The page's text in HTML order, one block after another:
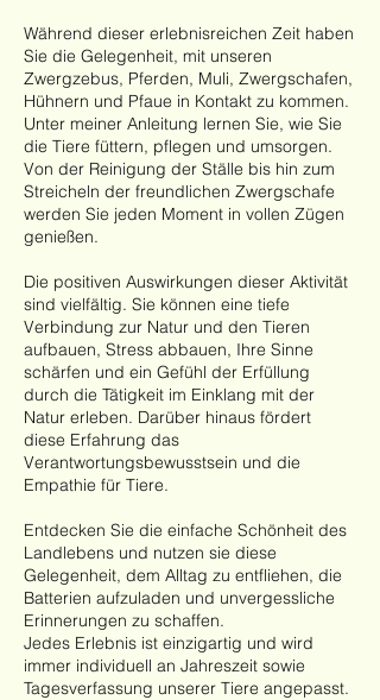
Während dieser erlebnisreichen Zeit haben
Sie die Gelegenheit, mit unseren
Zwergzebus, Pferden, Muli, Zwergschafen,
Hühnern und Pfaue in Kontakt zu kommen.
Unter meiner Anleitung lernen Sie, wie Sie
die Tiere füttern, pflegen und umsorgen.
Von der Reinigung der Ställe bis hin zum
Streicheln der freundlichen Zwergschafe
werden Sie jeden Moment in vollen Zügen
genießen.
Die positiven Auswirkungen dieser Aktivität
sind vielfältig. Sie können eine tiefe
Verbindung zur Natur und den Tieren
aufbauen, Stress abbauen, Ihre Sinne
schärfen und ein Gefühl der Erfüllung
durch die Tätigkeit im Einklang mit der
Natur erleben. Darüber hinaus fördert
diese Erfahrung das
Verantwortungsbewusstsein und die
Empathie für Tiere.
Entdecken Sie die einfache Schönheit des
Landlebens und nutzen sie diese
Gelegenheit, dem Alltag zu entfliehen, die
Batterien aufzuladen und unvergessliche
Erinnerungen zu schaffen.
Jedes Erlebnis ist einzigartig und wird
immer individuell an Jahreszeit sowie
Tagesverfassung unserer Tiere angepasst.